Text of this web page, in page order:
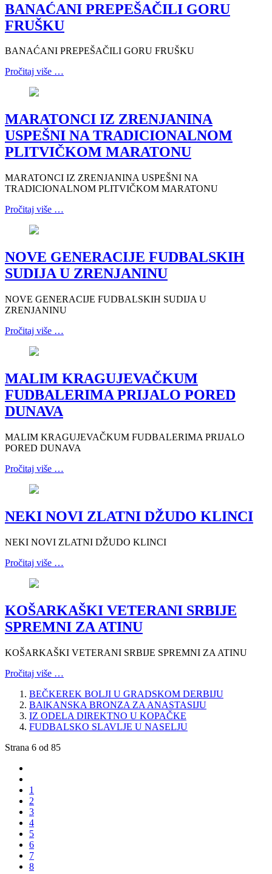
BANAĆANI PREPEŠAČILI GORU
FRUŠKU
BANAĆANI PREPEŠAČILI GORU FRUŠKU
Pročitaj više …
MARATONCI IZ ZRENJANINA
USPEŠNI NA TRADICIONALNOM
PLITVIČKOM MARATONU
MARATONCI IZ ZRENJANINA USPEŠNI NA
TRADICIONALNOM PLITVIČKOM MARATONU
Pročitaj više …
NOVE GENERACIJE FUDBALSKIH
SUDIJA U ZRENJANINU
NOVE GENERACIJE FUDBALSKIH SUDIJA U
ZRENJANINU
Pročitaj više …
MALIM KRAGUJEVAČKUM
FUDBALERIMA PRIJALO PORED
DUNAVA
MALIM KRAGUJEVAČKUM FUDBALERIMA PRIJALO
PORED DUNAVA
Pročitaj više …
NEKI NOVI ZLATNI DŽUDO KLINCI
NEKI NOVI ZLATNI DŽUDO KLINCI
Pročitaj više …
KOŠARKAŠKI VETERANI SRBIJE
SPREMNI ZA ATINU
KOŠARKAŠKI VETERANI SRBIJE SPREMNI ZA ATINU
Pročitaj više …
BEČKEREK BOLJI U GRADSKOM DERBIJU
BAlKANSKA BRONZA ZA ANASTASIJU
IZ ODELA DIREKTNO U KOPAČKE
FUDBALSKO SLAVLJE U NASELJU
Strana 6 od 85
1
2
3
4
5
6
7
8